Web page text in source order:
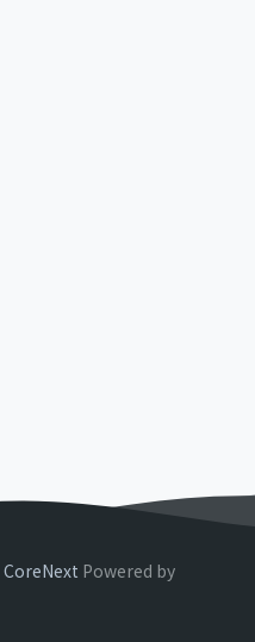
CoreNext Powered by